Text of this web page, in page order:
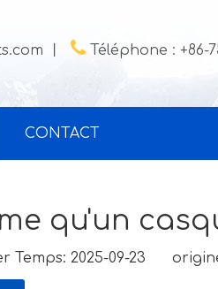
 Téléphone : +86-
CONTACT
qu'un
2025-09-23